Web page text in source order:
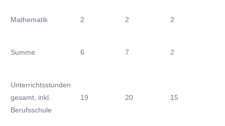
Mathematik 2 2 2
Summe 6 7 2
Unterrichtsstunden
gesamt, inkl.
Berufsschule
19 20 15